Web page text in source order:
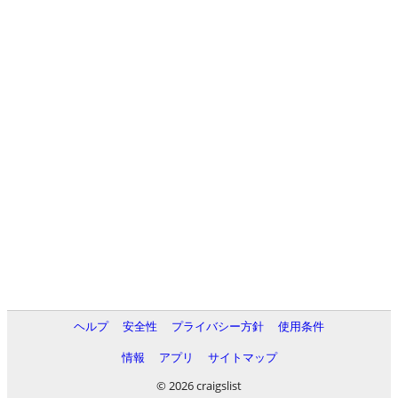
ヘルプ 安全性 プライバシー方針
使用条件
情報
アプリ
サイトマップ
© 2026 craigslist